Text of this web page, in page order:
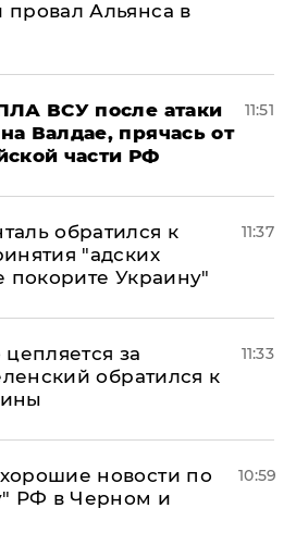
Альянса в
ВСУ после атаки
Валдае, прячась от
части РФ
11:51
обратился к
"адских
Украину"
11:37
за
обратился к
11:33
новости по
РФ в Черном и
10:59